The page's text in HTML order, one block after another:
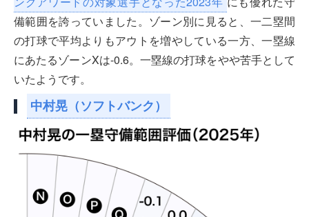
備範囲を誇っていました。ゾーン別に見ると、一二塁間
の打球で平均よりもアウトを増やしている一方、一塁線
にあたるゾーンXは-0.6。一塁線の打球をやや苦手として
いたようです。
中村晃（ソフトバンク）